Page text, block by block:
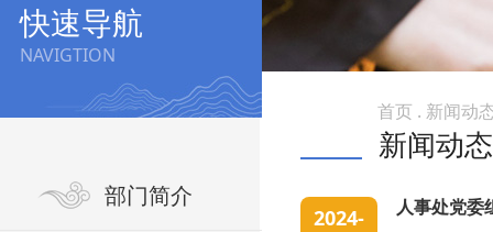
快速导航
NAVIGTION
部门简介
首页 . 新闻动
新闻动态
2024-
人事处党委